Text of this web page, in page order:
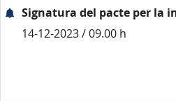
Signatura del pacte per la
14-12-2023 / 09.00 h